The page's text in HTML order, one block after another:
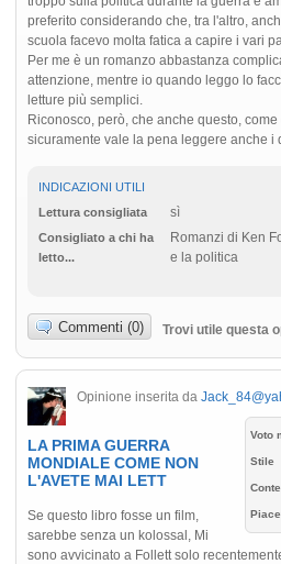
preferito considerando che, tra l'altro,
scuola facevo molta fatica a capire i vari
Per me è un romanzo abbastanza
attenzione, mentre io quando leggo lo
letture più semplici.
Riconosco, però, che anche questo,
sicuramente vale la pena leggere anche i
INDICAZIONI UTILI
Lettura consigliata
sì
Consigliato a chi ha
letto...
Romanzi di Ken
e la politica
Commenti (0) Trovi utile questa
Opinione inserita da
Voto
Stile
LA PRIMA GUERRA
MONDIALE COME NON
L'AVETE MAI LETT
Se questo libro fosse un film,
sarebbe senza un kolossal, Mi
sono avvicinato a Follett solo